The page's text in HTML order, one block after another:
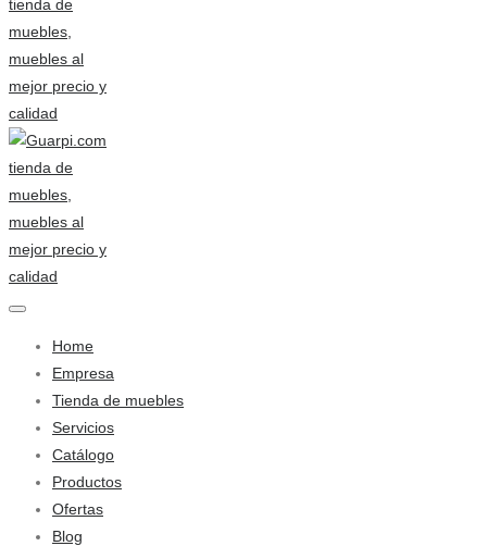
Home
Empresa
Tienda de muebles
Servicios
Catálogo
Productos
Ofertas
Blog